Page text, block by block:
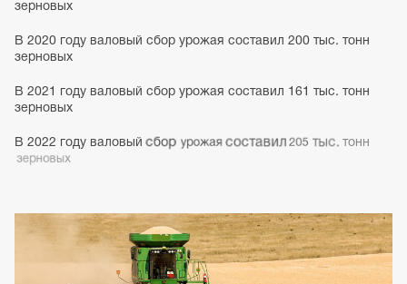
зерновых
В 2020 году валовый сбор урожая составил 200 тыс. тонн
зерновых
В 2021 году валовый сбор урожая составил 161 тыс. тонн
зерновых
В 2022 году валовый сбор урожая составил 205 тыс. тонн
зерновых